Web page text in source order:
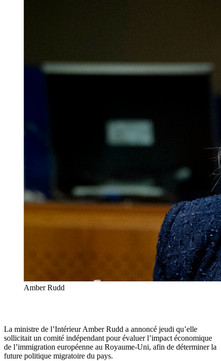
Amber Rudd
La ministre de l’Intérieur Amber Rudd a annoncé jeudi qu’elle
sollicitait un comité indépendant pour évaluer l’impact économique
de l’immigration européenne au Royaume-Uni, afin de déterminer la
future politique migratoire du pays.